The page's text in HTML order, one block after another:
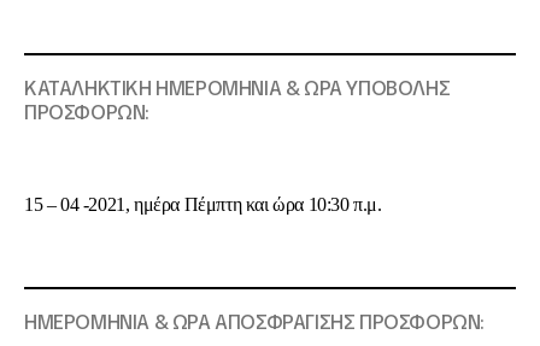
ΚΑΤΑΛΗΚΤΙΚΗ ΗΜΕΡΟΜΗΝΙΑ & ΩΡΑ ΥΠΟΒΟΛΗΣ
ΠΡΟΣΦΟΡΩΝ:
15 – 04 -2021, ημέρα Πέμπτη και ώρα 10:30 π.μ.
ΗΜΕΡΟΜΗΝΙΑ & ΩΡΑ ΑΠΟΣΦΡΑΓΙΣΗΣ ΠΡΟΣΦΟΡΩΝ: